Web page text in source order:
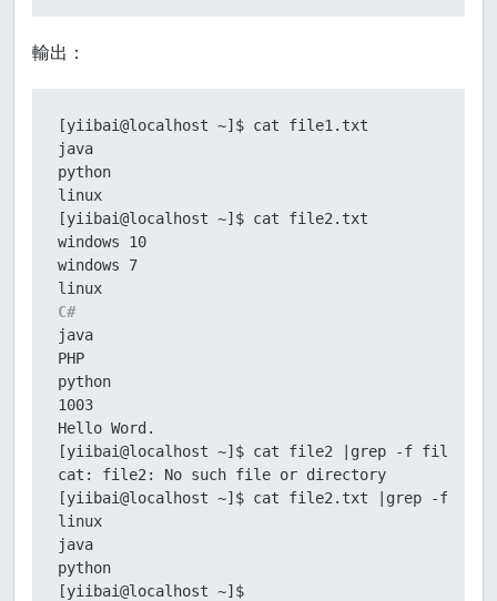
輸出：
[yiibai@localhost ~]$ cat file1.txt
java
python
linux
[yiibai@localhost ~]$ cat file2.txt
windows 10
windows 7
C#
java
PHP
python
1003
Hello Word.
[yiibai@localhost ~]$ cat file2 |grep -f
cat: file2: No such file or directory
[yiibai@localhost ~]$ cat file2.txt |grep -f
linux
java
python
[yiibai@localhost ~]$